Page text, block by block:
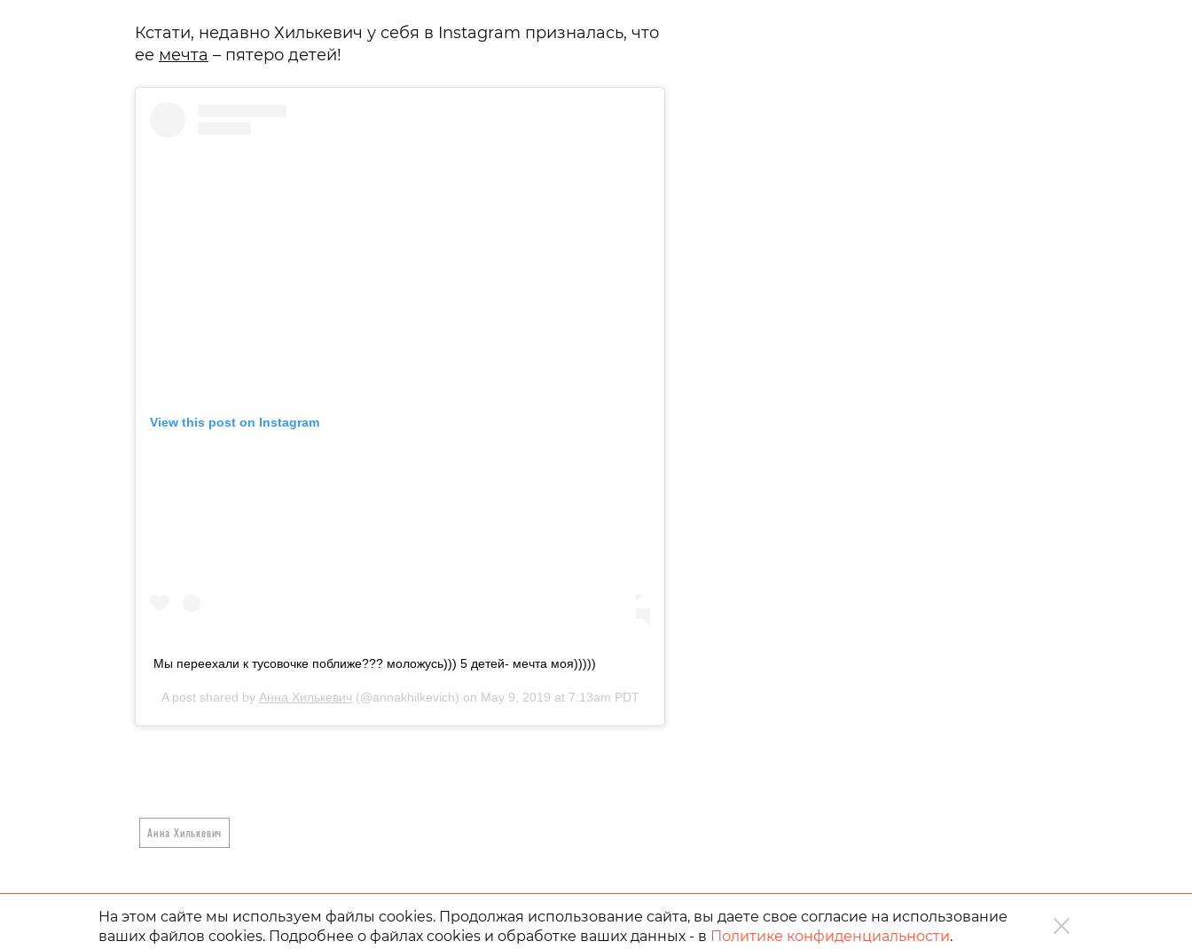
Кстати, недавно Хилькевич у себя в Instagram призналась, что
ее мечта – пятеро детей!
View this post on Instagram
Мы переехали к тусовочке поближе??? моложусь))) 5 детей- мечта моя)))))
A post shared by Анна Хилькевич (@annakhilkevich) on May 9, 2019 at 7:13am PDT
Анна Хилькевич
На этом сайте мы используем файлы cookies. Продолжая использование сайта, вы даете свое согласие на использование
ваших файлов cookies. Подробнее о файлах cookies и обработке ваших данных - в Политике конфиденциальности.